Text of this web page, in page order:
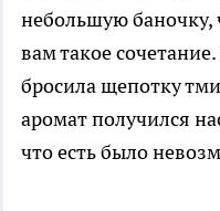
небольшую баночку,
вам такое
бросила щепотку
аромат получился
что есть было